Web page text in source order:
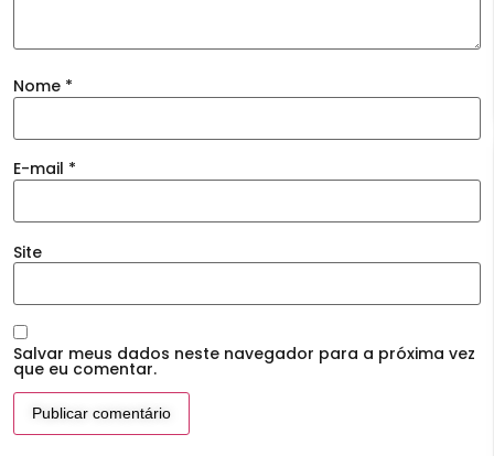
Nome *
E-mail *
Site
Salvar meus dados neste navegador para a próxima vez
que eu comentar.